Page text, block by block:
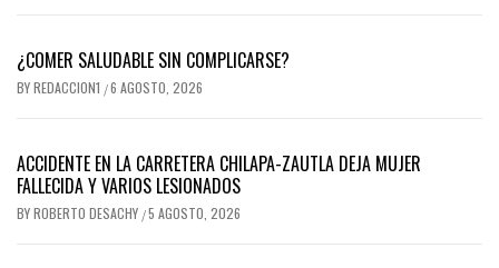
¿COMER SALUDABLE SIN COMPLICARSE?
BYREDACCION1 /6 AGOSTO, 2026
ACCIDENTE EN LA CARRETERA CHILAPA-ZAUTLA DEJA MUJER
FALLECIDA Y VARIOS LESIONADOS
BYROBERTO DESACHY /5 AGOSTO, 2026